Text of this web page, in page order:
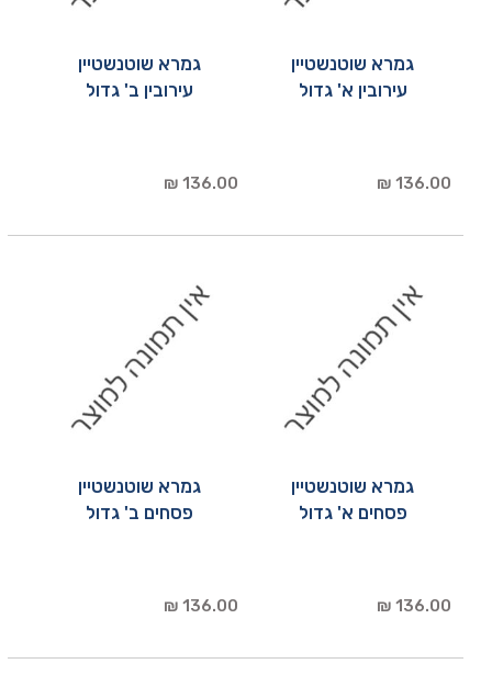
גמרא שוטנשטיין
עירובין א' גדול
136.00 ₪
גמרא שוטנשטיין
עירובין ב' גדול
136.00 ₪
גמרא שוטנשטיין
פסחים א' גדול
136.00 ₪
גמרא שוטנשטיין
פסחים ב' גדול
136.00 ₪